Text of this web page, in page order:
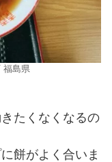
福島県
たくなくなるの
餅がよく合いま